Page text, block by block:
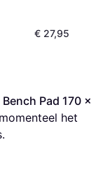
€ 27,95
Pad 170 x
het